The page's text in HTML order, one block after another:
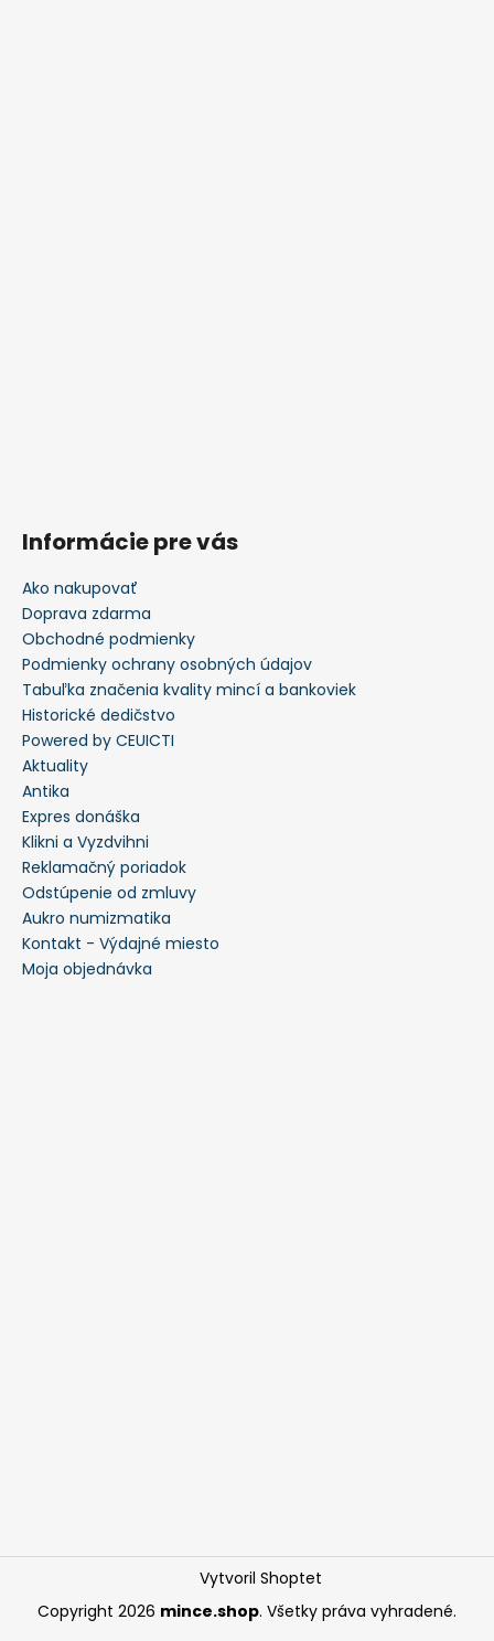
Informácie pre vás
Ako nakupovať
Doprava zdarma
Obchodné podmienky
Podmienky ochrany osobných údajov
Tabuľka značenia kvality mincí a bankoviek
Historické dedičstvo
Powered by CEUICTI
Aktuality
Antika
Expres donáška
Klikni a Vyzdvihni
Reklamačný poriadok
Odstúpenie od zmluvy
Aukro numizmatika
Kontakt - Výdajné miesto
Moja objednávka
Vytvoril Shoptet
Copyright 2026 mince.shop. Všetky práva vyhradené.